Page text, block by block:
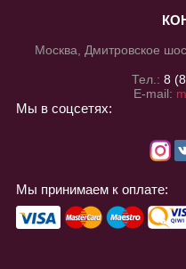
Москва, Дмитровское
Тел.: 8
E-mail:
Мы в соцсетях:
Мы принимаем к оплате: